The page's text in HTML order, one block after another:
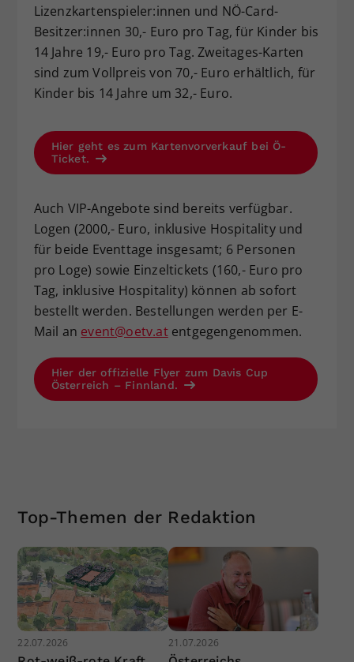
Lizenzkartenspieler:innen und NÖ-Card-
Besitzer:innen 30,- Euro pro Tag, für Kinder bis
14 Jahre 19,- Euro pro Tag. Zweitages-Karten
sind zum Vollpreis von 70,- Euro erhältlich, für
Kinder bis 14 Jahre um 32,- Euro.
Hier geht es zum Kartenvorverkauf bei Ö-
Ticket.
Auch VIP-Angebote sind bereits verfügbar.
Logen (2000,- Euro, inklusive Hospitality und
für beide Eventtage insgesamt; 6 Personen
pro Loge) sowie Einzeltickets (160,- Euro pro
Tag, inklusive Hospitality) können ab sofort
bestellt werden. Bestellungen werden per E-
Mail an event@oetv.atentgegengenommen.
Hier der offizielle Flyer zum Davis Cup
Österreich – Finnland.
Top-Themen der Redaktion
22.07.2026 21.07.2026